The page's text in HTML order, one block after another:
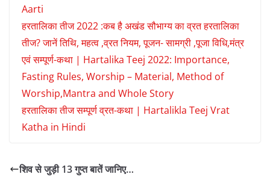
Aarti
हरतालिका तीज 2022 :कब है अखंड सौभाग्य का व्रत हरतालिका
तीज? जानें तिथि, महत्व ,व्रत नियम, पूजन- सामग्री ,पूजा विधि,मंत्र
एवं सम्पूर्ण-कथा | Hartalika Teej 2022: Importance,
Fasting Rules, Worship – Material, Method of
Worship,Mantra and Whole Story
हरतालिका तीज सम्पूर्ण व्रत-कथा | Hartalikla Teej Vrat
Katha in Hindi
शिव से जुड़ी 13 गुप्त बातें जानिए…